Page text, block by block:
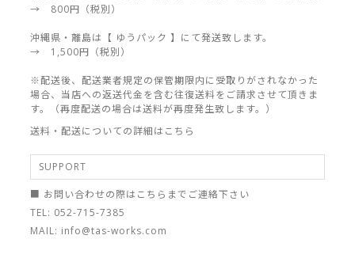
→ 800円（税別）
沖縄県・離島は【 ゆうパック 】にて発送致します。
→ 1,500円（税別）
※配送後、配送業者規定の保管期限内に受取りがされなかった
場合、当店への返送代金を含む往復送料をご請求させて頂きま
す。（再度配送の場合は送料が再度発生致します。）
送料・配送についての詳細はこちら
SUPPORT
■ お問い合わせの際はこちらまでご連絡下さい
TEL: 052-715-7385
MAIL: info@tas-works.com